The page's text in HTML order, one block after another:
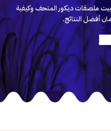
ملصقات ديكور المتحف وكيفية
أفضل النتائج.